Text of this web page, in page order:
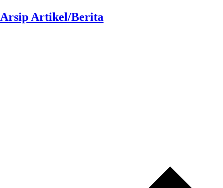
Arsip Artikel/Berita